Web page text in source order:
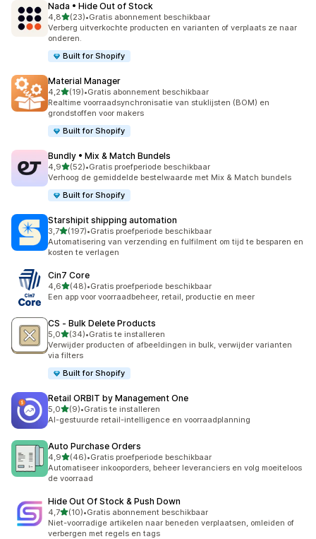
Nada • Hide Out of Stock
4,8van 5 sterren
(23)
23 recensies in totaal
•Gratis abonnement beschikbaar
Verberg uitverkochte producten en varianten of verplaats ze naar
onderen.
Built for Shopify
Material Manager
4,2van 5 sterren
(19)
19 recensies in totaal
•Gratis abonnement beschikbaar
Realtime voorraadsynchronisatie van stuklijsten (BOM) en
grondstoffen voor makers
Built for Shopify
Bundly • Mix & Match Bundels
4,9van 5 sterren
(52)
52 recensies in totaal
•Gratis proefperiode beschikbaar
Verhoog de gemiddelde bestelwaarde met Mix & Match bundels
Built for Shopify
Starshipit shipping automation
3,7van 5 sterren
(197)
197 recensies in totaal
•Gratis proefperiode beschikbaar
Automatisering van verzending en fulfilment om tijd te besparen en
kosten te verlagen
Cin7 Core
4,6van 5 sterren
(48)
48 recensies in totaal
•Gratis proefperiode beschikbaar
Een app voor voorraadbeheer, retail, productie en meer
CS ‑ Bulk Delete Products
5,0van 5 sterren
(34)
34 recensies in totaal
•Gratis te installeren
Verwijder producten of afbeeldingen in bulk, verwijder varianten
via filters
Built for Shopify
Retail ORBIT by Management One
5,0van 5 sterren
(9)
9 recensies in totaal
•Gratis te installeren
AI-gestuurde retail-intelligence en voorraadplanning
Auto Purchase Orders
4,9van 5 sterren
(46)
46 recensies in totaal
•Gratis proefperiode beschikbaar
Automatiseer inkooporders, beheer leveranciers en volg moeiteloos
de voorraad
Hide Out Of Stock & Push Down
4,7van 5 sterren
(10)
10 recensies in totaal
•Gratis abonnement beschikbaar
Niet-voorradige artikelen naar beneden verplaatsen, omleiden of
verbergen met regels en tags